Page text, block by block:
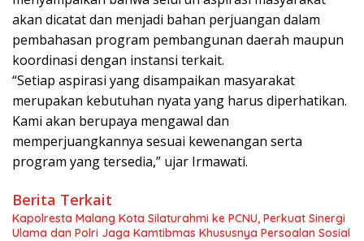
akan dicatat dan menjadi bahan perjuangan dalam
pembahasan program pembangunan daerah maupun
koordinasi dengan instansi terkait.
“Setiap aspirasi yang disampaikan masyarakat
merupakan kebutuhan nyata yang harus diperhatikan.
Kami akan berupaya mengawal dan
memperjuangkannya sesuai kewenangan serta
program yang tersedia,” ujar Irmawati.
Berita Terkait
Kapolresta Malang Kota Silaturahmi ke PCNU, Perkuat Sinergi
Ulama dan Polri Jaga Kamtibmas Khususnya Persoalan Sosial